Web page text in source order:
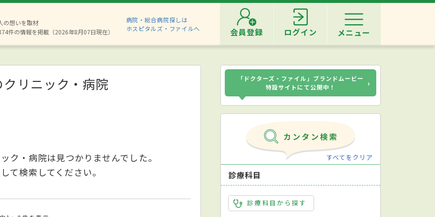
の想いを取材
件の情報を掲載（2026年8月07日現在）
病院・総合病院探しは
ホスピタルズ・ファイルへ
会員登録 ログイン メニュー
クリニック・病院
ク・病院は見つかりませんでした。
て検索してください。
「ドクターズ・ファイル」ブランドムービー
特設サイトにて公開中！
›
すべてをクリア
診療科目
診療科目から探す